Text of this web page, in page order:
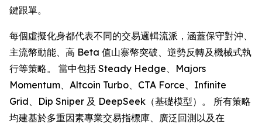
鍵跟單。
每個虛擬化身都代表不同的交易邏輯流派，涵蓋保守對沖、
主流幣動能、高 Beta 值山寨幣突破、逆勢反轉及機械式執
行等策略。 當中包括 Steady Hedge、Majors
Momentum、Altcoin Turbo、CTA Force、Infinite
Grid、Dip Sniper 及 DeepSeek（基礎模型）。 所有策略
均建基於多重因素專業交易指標庫、廣泛回測以及在